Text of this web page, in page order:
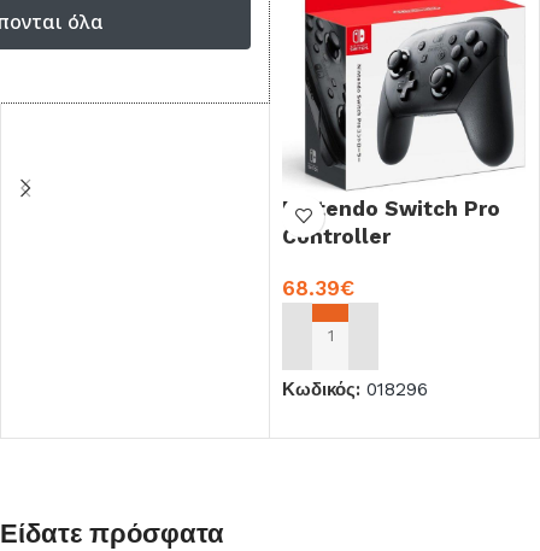
Nintendo Switch Pro
Controller
68.39€
ΠΡΟΣΘΉΚΗ ΣΤΟ ΚΑΛΆΘΙ
Κωδικός: 018296
Είδατε πρόσφατα
όλα